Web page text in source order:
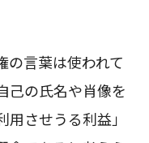
の言葉は使われて
己の氏名や肖像を
させうる利益」